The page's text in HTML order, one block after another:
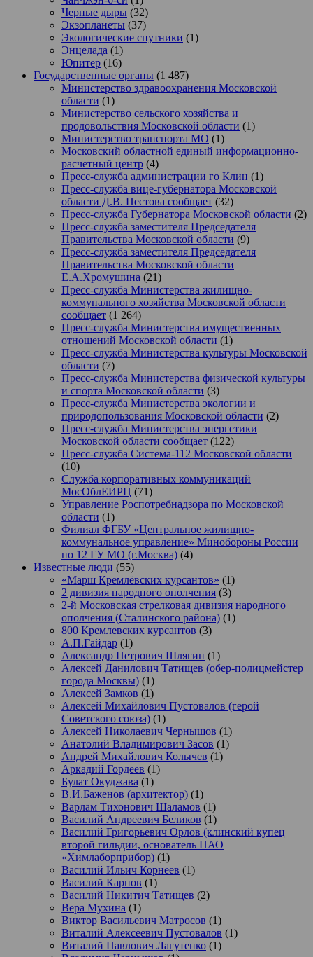
Черные дыры (32)
Экзопланеты (37)
Экологические спутники (1)
Энцелада (1)
Юпитер (16)
Государственные органы (1 487)
Министерство здравоохранения Московской
области (1)
Министерство сельского хозяйства и
продовольствия Московской области (1)
Министерство транспорта МО (1)
Московский областной единый информационно-
расчетный центр (4)
Пресс-служба администрации го Клин (1)
Пресс-служба вице-губернатора Московской
области Д.В. Пестова сообщает (32)
Пресс-служба Губернатора Московской области (2)
Пресс-служба заместителя Председателя
Правительства Московской области (9)
Пресс-служба заместителя Председателя
Правительства Московской области
Е.А.Хромушина (21)
Пресс-служба Министерства жилищно-
коммунального хозяйства Московской области
сообщает (1 264)
Пресс-служба Министерства имущественных
отношений Московской области (1)
Пресс-служба Министерства культуры Московской
области (7)
Пресс-служба Министерства физической культуры
и спорта Московской области (3)
Пресс-служба Министерства экологии и
природопользования Московской области (2)
Пресс-служба Министерства энергетики
Московской области сообщает (122)
Пресс-служба Система-112 Московской области
(10)
Служба корпоративных коммуникаций
МосОблЕИРЦ (71)
Управление Роспотребнадзора по Московской
области (1)
Филиал ФГБУ «Центральное жилищно-
коммунальное управление» Минобороны России
по 12 ГУ МО (г.Москва) (4)
Известные люди (55)
«Марш Кремлёвских курсантов» (1)
2 дивизия народного ополчения (3)
2-й Московская стрелковая дивизия народного
ополчения (Сталинского района) (1)
800 Кремлевских курсантов (3)
А.П.Гайдар (1)
Александр Петрович Шлягин (1)
Алексей Данилович Татищев (обер-полицмейстер
города Москвы) (1)
Алексей Замков (1)
Алексей Михайлович Пустовалов (герой
Советского союза) (1)
Алексей Николаевич Чернышов (1)
Анатолий Владимирович Засов (1)
Андрей Михайлович Колычев (1)
Аркадий Гордеев (1)
Булат Окуджава (1)
В.И.Баженов (архитектор) (1)
Варлам Тихонович Шаламов (1)
Василий Андреевич Беликов (1)
Василий Григорьевич Орлов (клинский купец
второй гильдии, основатель ПАО
«Химлаборприбор) (1)
Василий Ильич Корнеев (1)
Василий Карпов (1)
Василий Никитич Татищев (2)
Вера Мухина (1)
Виктор Васильевич Матросов (1)
Виталий Алексеевич Пустовалов (1)
Виталий Павлович Лагутенко (1)